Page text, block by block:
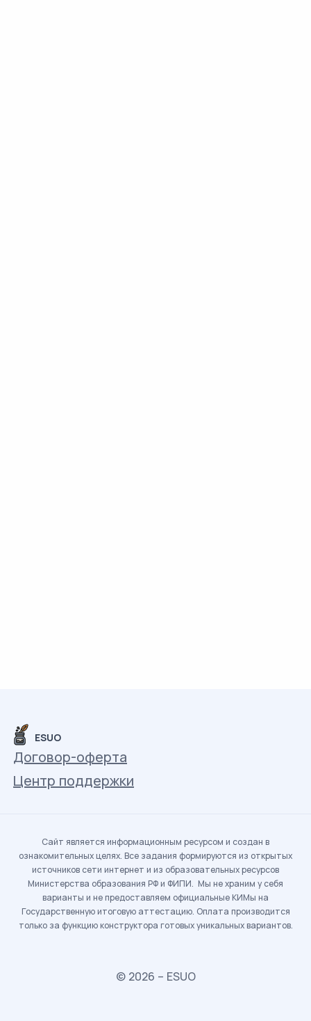
ESUO
Договор-оферта
Центр поддержки
Сайт является информационным ресурсом и создан в
ознакомительных целях. Все задания формируются из открытых
источников сети интернет и из образовательных ресурсов
Министерства образования РФ и ФИПИ. Мы не храним у себя
варианты и не предоставляем официальные КИМы на
Государственную итоговую аттестацию. Оплата производится
только за функцию конструктора готовых уникальных вариантов.
© 2026 – ESUO